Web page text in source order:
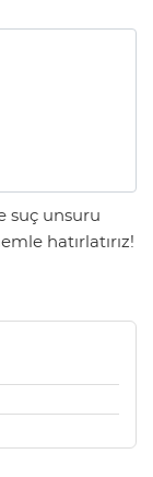
suç unsuru
hatırlatırız!